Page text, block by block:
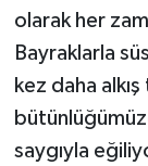
olarak her
Bayraklarla
kez daha
saygıyla